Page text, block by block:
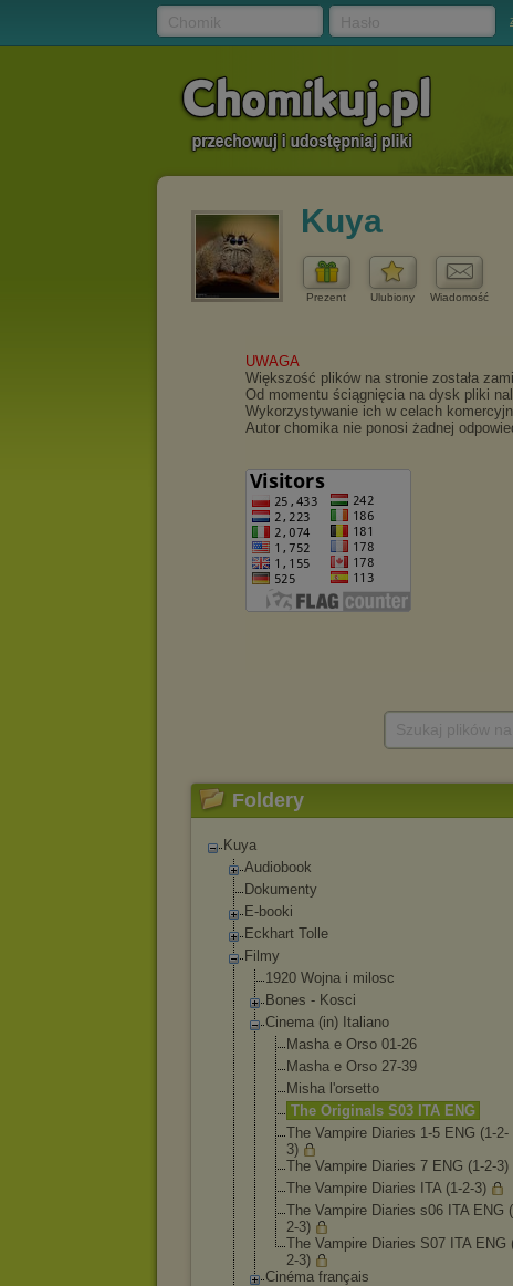
Kuya
Prezent Ulubiony Wiadomość
Foldery
Kuya
Audiobook
Dokumenty
E-booki
Eckhart Tolle
Filmy
1920 Wojna i milosc
Bones - Kosci
Cinema (in) Italiano
Masha e Orso 01-26
Masha e Orso 27-39
Misha l'orsetto
The Originals S03 ITA ENG
The Vampire Diaries 1-5 ENG (1-2-
3)
The Vampire Diaries 7 ENG (1-2-3)
The Vampire Diaries ITA (1-2-3)
The Vampire Diaries s06 ITA ENG
2-3)
The Vampire Diaries S07 ITA ENG
2-3)
Cinéma français